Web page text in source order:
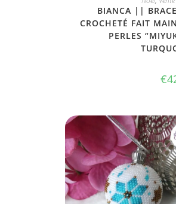
BIANCA ||
CROCHETÉ FAIT
PERLES
€